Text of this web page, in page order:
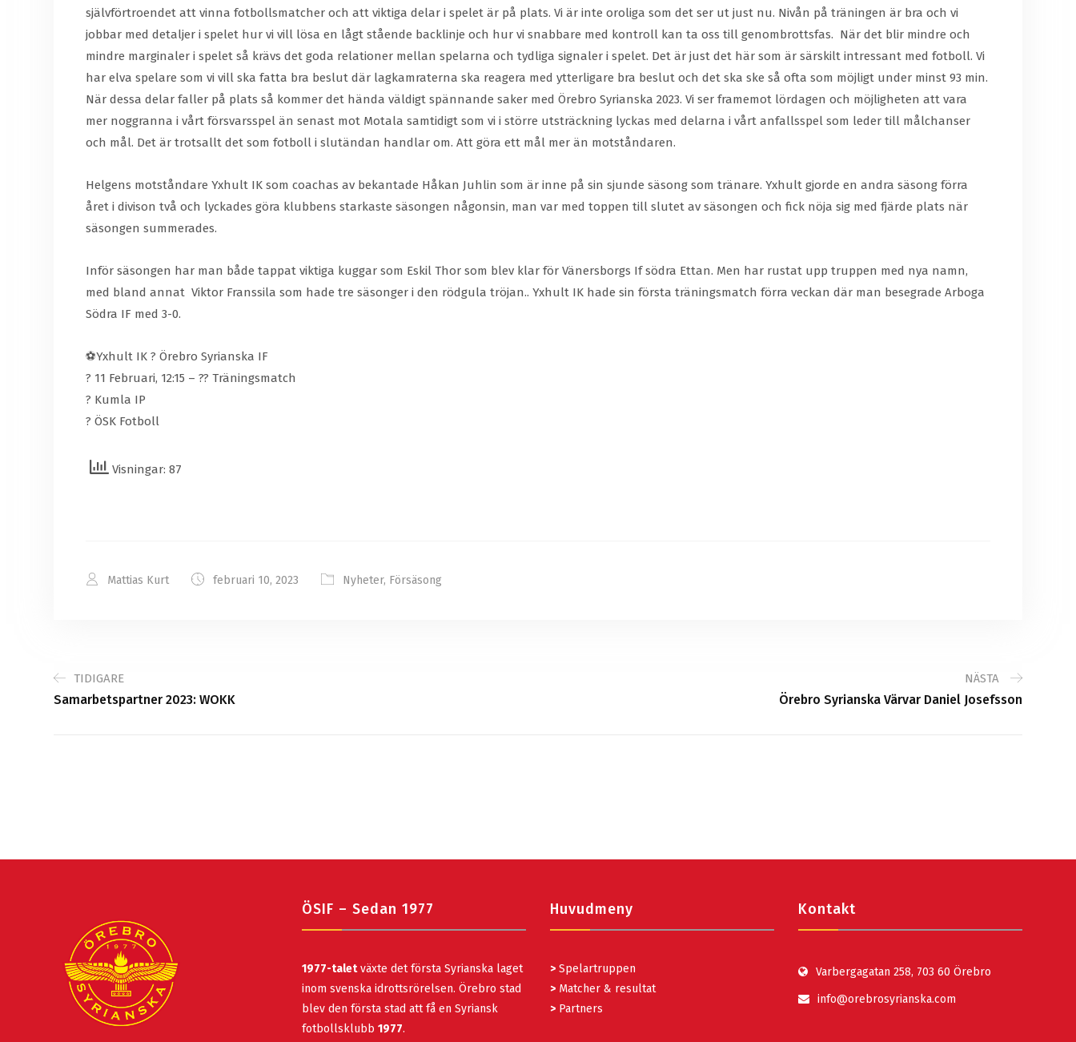
självförtroendet att vinna fotbollsmatcher och att viktiga delar i spelet är på plats. Vi är inte oroliga som det ser ut just nu. Nivån på träningen är bra och vi
jobbar med detaljer i spelet hur vi vill lösa en lågt stående backlinje och hur vi snabbare med kontroll kan ta oss till genombrottsfas. När det blir mindre och
mindre marginaler i spelet så krävs det goda relationer mellan spelarna och tydliga signaler i spelet. Det är just det här som är särskilt intressant med fotboll. Vi
har elva spelare som vi vill ska fatta bra beslut där lagkamraterna ska reagera med ytterligare bra beslut och det ska ske så ofta som möjligt under minst 93 min.
När dessa delar faller på plats så kommer det hända väldigt spännande saker med Örebro Syrianska 2023. Vi ser framemot lördagen och möjligheten att vara
mer noggranna i vårt försvarsspel än senast mot Motala samtidigt som vi i större utsträckning lyckas med delarna i vårt anfallsspel som leder till målchanser
och mål. Det är trotsallt det som fotboll i slutändan handlar om. Att göra ett mål mer än motståndaren.
Helgens motståndare Yxhult IK som coachas av bekantade Håkan Juhlin som är inne på sin sjunde säsong som tränare. Yxhult gjorde en andra säsong förra
året i divison två och lyckades göra klubbens starkaste säsongen någonsin, man var med toppen till slutet av säsongen och fick nöja sig med fjärde plats när
säsongen summerades.
Inför säsongen har man både tappat viktiga kuggar som Eskil Thor som blev klar för Vänersborgs If södra Ettan. Men har rustat upp truppen med nya namn,
med bland annat Viktor Franssila som hade tre säsonger i den rödgula tröjan.. Yxhult IK hade sin första träningsmatch förra veckan där man besegrade Arboga
Södra IF med 3-0.
⚽️Yxhult IK ? Örebro Syrianska IF
? 11 Februari, 12:15 – ?? Träningsmatch
?️ Kumla IP
? ÖSK Fotboll
Visningar: 87
Mattias Kurt februari 10, 2023 Nyheter, Försäsong
TIDIGARE
Samarbetspartner 2023: WOKK
NÄSTA
Örebro Syrianska Värvar Daniel Josefsson
ÖSIF – Sedan 1977
1977-taletväxte det första Syrianska laget
inom svenska idrottsrörelsen. Örebro stad
blev den första stad att få en Syriansk
fotbollsklubb 1977.
Huvudmeny
> Spelartruppen
> Matcher & resultat
> Partners
Kontakt
Varbergagatan 258, 703 60 Örebro
info@orebrosyrianska.com